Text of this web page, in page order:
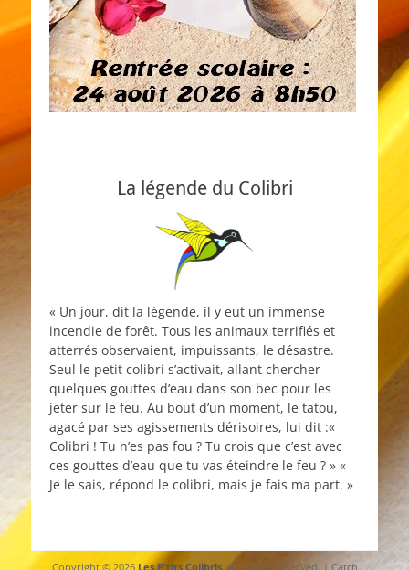
La légende du Colibri
« Un jour, dit la légende, il y eut un immense
incendie de forêt. Tous les animaux terrifiés et
atterrés observaient, impuissants, le désastre.
Seul le petit colibri s’activait, allant chercher
quelques gouttes d’eau dans son bec pour les
jeter sur le feu. Au bout d’un moment, le tatou,
agacé par ses agissements dérisoires, lui dit :«
Colibri ! Tu n’es pas fou ? Tu crois que c’est avec
ces gouttes d’eau que tu vas éteindre le feu ? » «
Je le sais, répond le colibri, mais je fais ma part. »
Copyright © 2026 Les P'tits Colibris. All Rights Reserved. | Catch